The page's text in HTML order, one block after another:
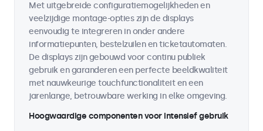
Met uitgebreide configuratiemogelijkheden en
veelzijdige montage-opties zijn de displays
eenvoudig te integreren in onder andere
informatiepunten, bestelzuilen en ticketautomaten.
De displays zijn gebouwd voor continu publiek
gebruik en garanderen een perfecte beeldkwaliteit
met nauwkeurige touchfunctionaliteit en een
jarenlange, betrouwbare werking in elke omgeving.
Hoogwaardige componenten voor intensief gebruik